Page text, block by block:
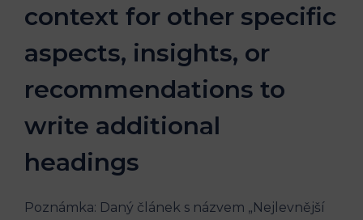
context for other specific
aspects, insights, or
recommendations to
write additional
headings
Poznámka: Daný článek s názvem „Nejlevnější